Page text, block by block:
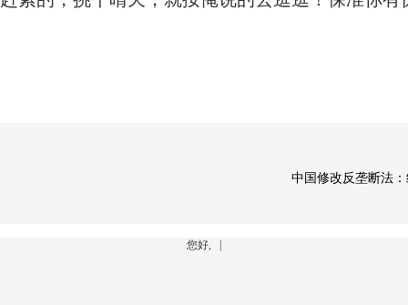
中国修改反垄断法
您好, |